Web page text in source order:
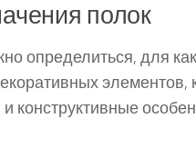
полок
определиться, для
конструктивные